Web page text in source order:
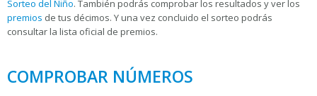
Sorteo del Niño. También podrás comprobar los resultados y ver los
premios de tus décimos. Y una vez concluido el sorteo podrás
consultar la lista oficial de premios.
COMPROBAR NÚMEROS